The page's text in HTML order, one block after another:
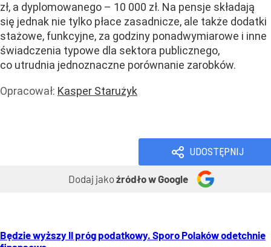
zł, a dyplomowanego – 10 000 zł. Na pensje składają
się jednak nie tylko płace zasadnicze, ale także dodatki
stażowe, funkcyjne, za godziny ponadwymiarowe i inne
świadczenia typowe dla sektora publicznego,
co utrudnia jednoznaczne porównanie zarobków.
Opracował: Kasper Starużyk
UDOSTĘPNIJ
Dodaj jakoźródło w Google
Będzie wyższy II próg podatkowy. Sporo Polaków odetchnie